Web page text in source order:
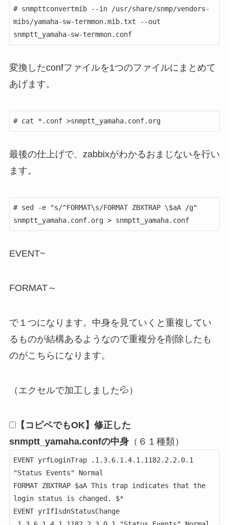
# snmpttconvertmib --in /usr/share/snmp/vendors-
mibs/yamaha-sw-termmon.mib.txt --out
snmptt_yamaha-sw-termmon.conf
変換したconfファイルを1つのファイルにまとめて
あげます。
# cat *.conf >snmptt_yamaha.conf.org
最後の仕上げで、zabbixがわかるおまじないを行い
ます。
# sed -e "s/^FORMAT\s/FORMAT ZBXTRAP \$aA /g"
snmptt_yamaha.conf.org > snmptt_yamaha.conf
EVENT~
FORMAT～
で１つになります。中身を見ていくと重複してい
るものが結構あるようなので重複分を削除したも
のがこちらになります。
（エクセルで加工しました💦）
【 コピペでもOK 】修正した
snmptt_yamaha.confの中身（６１種類）
EVENT yrfLoginTrap .1.3.6.1.4.1.1182.2.2.0.1
"Status Events" Normal
FORMAT ZBXTRAP $aA This trap indicates that the
login status is changed. $*
EVENT yrIfIsdnStatusChange